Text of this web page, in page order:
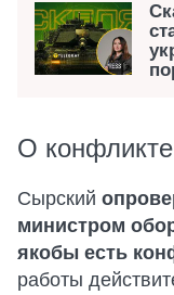
О
Сырский
министром
якобы есть
работы